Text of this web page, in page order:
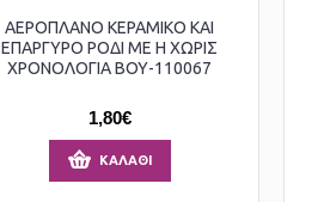
ΑΕΡΟΠΛΑΝΟ ΚΕΡΑΜΙΚΟ ΚΑΙ
ΕΠΑΡΓΥΡΟ ΡΟΔΙ ΜΕ Η ΧΩΡΙΣ
ΧΡΟΝΟΛΟΓΙΑ ΒΟΥ-110067
1,80€
ΚΑΛΆΘΙ